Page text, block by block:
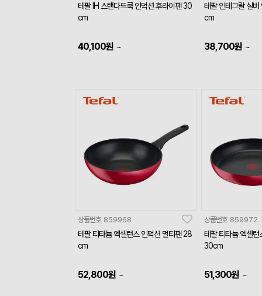
테팔 IH 스탠다드쿡 인덕션 후라이팬 30
cm
40,100원 ~
테팔 인테그랄 실
cm
38,700원 ~
상품번호 859968
테팔 티타늄 엑셀런스 인덕션 멀티팬 28
cm
52,800원 ~
상품번호 859972
테팔 티타늄 엑셀런
30cm
51,300원 ~